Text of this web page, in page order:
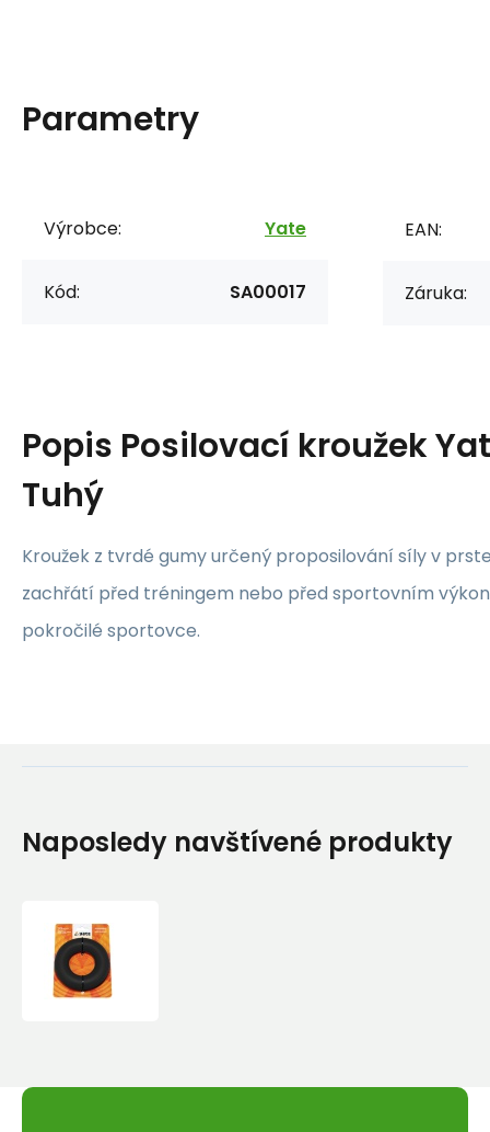
Parametry
Výrobce: Yate
Kód: SA00017
EAN:
Záruka:
Popis Posilovací kroužek
Tuhý
Kroužek z tvrdé gumy určený proposilování síly v
zachřátí před tréningem nebo před sportovním
pokročilé sportovce.
Naposledy navštívené produkty